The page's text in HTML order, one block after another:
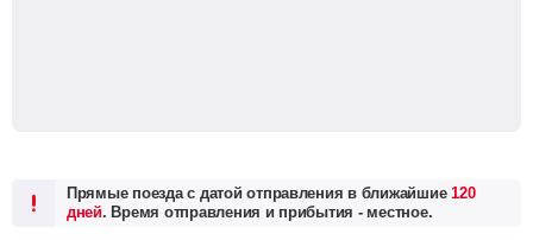
Прямые поезда с датой отправления в ближайшие120
дней. Время отправления и прибытия - местное.